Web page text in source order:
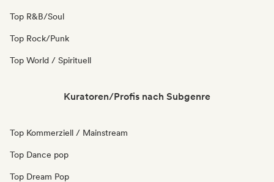
Top R&B/Soul
Top Rock/Punk
Top World / Spirituell
Kuratoren/Profis nach Subgenre
Top Kommerziell / Mainstream
Top Dance pop
Top Dream Pop